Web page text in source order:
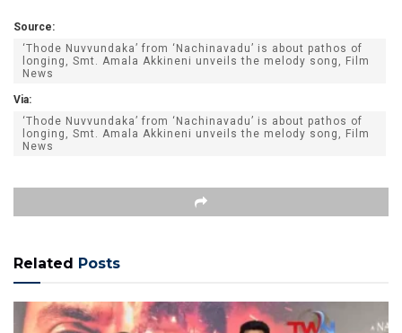
Source:
‘Thode Nuvvundaka’ from ‘Nachinavadu’ is about pathos of
longing, Smt. Amala Akkineni unveils the melody song, Film
News
Via:
‘Thode Nuvvundaka’ from ‘Nachinavadu’ is about pathos of
longing, Smt. Amala Akkineni unveils the melody song, Film
News
Related Posts